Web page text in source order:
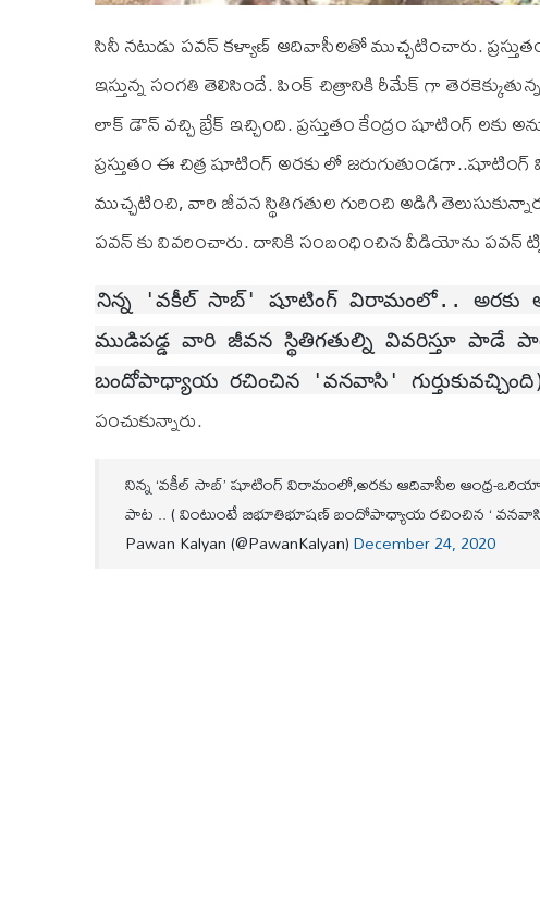
సినీ నటుడు పవన్ కళ్యాణ్ ఆదివాసీలతో ముచ్చటించారు.
ఇస్తున్న సంగతి తెలిసిందే. పింక్ చిత్రానికి రీమేక్ గా
లాక్ డౌన్ వచ్చి బ్రేక్ ఇచ్చింది. ప్రస్తుతం కేంద్రం షూటింగ్
ప్రస్తుతం ఈ చిత్ర షూటింగ్ అరకు లో
ముచ్చటించి, వారి జీవన స్థితిగతుల గురించి అడిగి
పవన్ కు వివరించారు. దానికి సంబంధించిన వీడియోను పవన్
నిన్న 'వకీల్ సాబ్' షూటింగ్ విరామంలో.. అరకు
ముడిపడ్డ వారి జీవన స్థితిగతుల్ని వివరిస్తూ
బందోపాధ్యాయ రచించిన 'వనవాసి'
పంచుకున్నారు.
నిన్న ‘వకీల్ సాబ్’ షూటింగ్ విరామంలో,అరకు ఆదివాసీల ఆంధ్ర-ఒరియా
పాట .. ( వింటుంటే బిభూతిభూషణ్ బందోపాధ్యాయ రచించిన ‘ వనవాసి’
Pawan Kalyan (@PawanKalyan)December 24, 2020